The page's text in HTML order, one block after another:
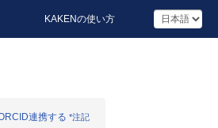
KAKENの使い方
連携する *注記